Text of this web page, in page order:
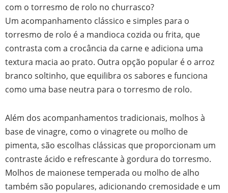
com o torresmo de rolo no churrasco?
Um acompanhamento clássico e simples para o
torresmo de rolo é a mandioca cozida ou frita, que
contrasta com a crocância da carne e adiciona uma
textura macia ao prato. Outra opção popular é o arroz
branco soltinho, que equilibra os sabores e funciona
como uma base neutra para o torresmo de rolo.
Além dos acompanhamentos tradicionais, molhos à
base de vinagre, como o vinagrete ou molho de
pimenta, são escolhas clássicas que proporcionam um
contraste ácido e refrescante à gordura do torresmo.
Molhos de maionese temperada ou molho de alho
também são populares, adicionando cremosidade e um